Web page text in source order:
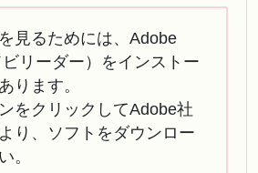
見るためには、Adobe
リーダー）をインストー
ります。
をクリックしてAdobe社
り、ソフトをダウンロー
。